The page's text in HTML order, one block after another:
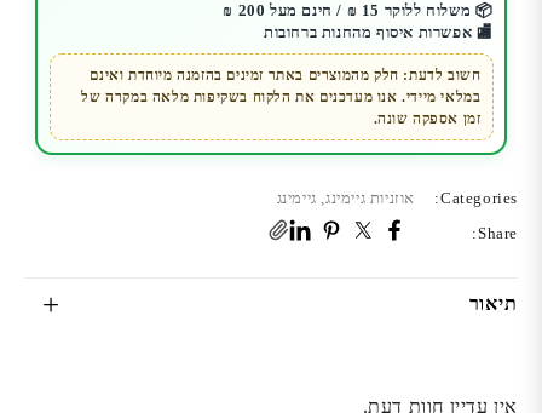
Stereo
📦 משלוח ללוקר 15 ₪ / חינם מעל 200 ₪
🏬 אפשרות איסוף מהחנות ברחובות
חשוב לדעת: חלק מהמוצרים באתר זמינים בהזמנה מיוחדת ואינם
במלאי מיידי. אנו מעדכנים את הלקוח בשקיפות מלאה במקרה של
זמן אספקה שונה.
Categories: אוזניות גיימינג גיימינג
Share:
תיאור
אין עדיין חוות דעת.